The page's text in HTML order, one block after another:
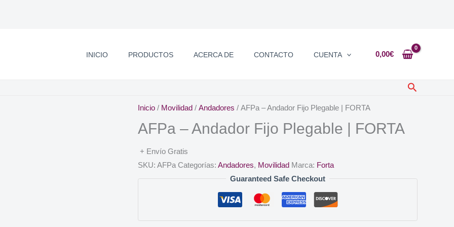
INICIO PRODUCTOS ACERCA DE CONTACTO CUENTA 0,00€
Buscar
Inicio / Movilidad / Andadores / AFPa – Andador Fijo Plegable | FORTA
AFPa – Andador Fijo Plegable | FORTA
+ Envío Gratis
SKU: AFPa Categorías: Andadores, Movilidad Marca: Forta
Guaranteed Safe Checkout